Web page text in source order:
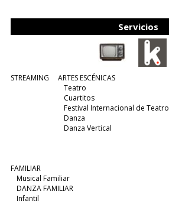
Servicios
STREAMING
ARTES ESCÉNICAS
Teatro
Cuartitos
Festival Internacional de Teatro
Danza
Danza Vertical
FAMILIAR
Musical Familiar
DANZA FAMILIAR
Infantil